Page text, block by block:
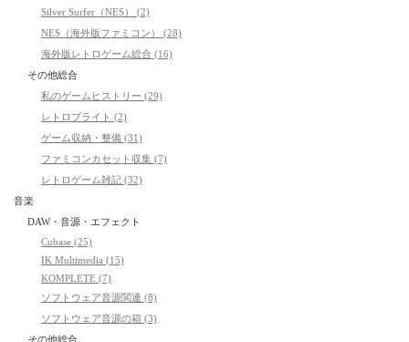
Silver Surfer（NES） (2)
NES（海外版ファミコン） (28)
海外版レトロゲーム総合 (16)
その他総合
私のゲームヒストリー (29)
レトロブライト (2)
ゲーム収納・整備 (31)
ファミコンカセット収集 (7)
レトロゲーム雑記 (32)
音楽
DAW・音源・エフェクト
Cubase (25)
IK Multimedia (15)
KOMPLETE (7)
ソフトウェア音源関連 (8)
ソフトウェア音源の箱 (3)
その他総合